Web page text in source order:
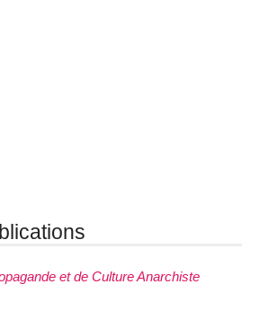
et de Culture Anarchiste